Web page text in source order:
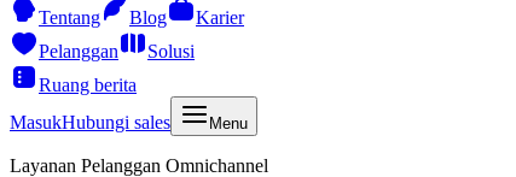
Tentang
Blog
Karier
Pelanggan
Solusi
Ruang berita
MasukHubungi sales Menu
Layanan Pelanggan Omnichannel